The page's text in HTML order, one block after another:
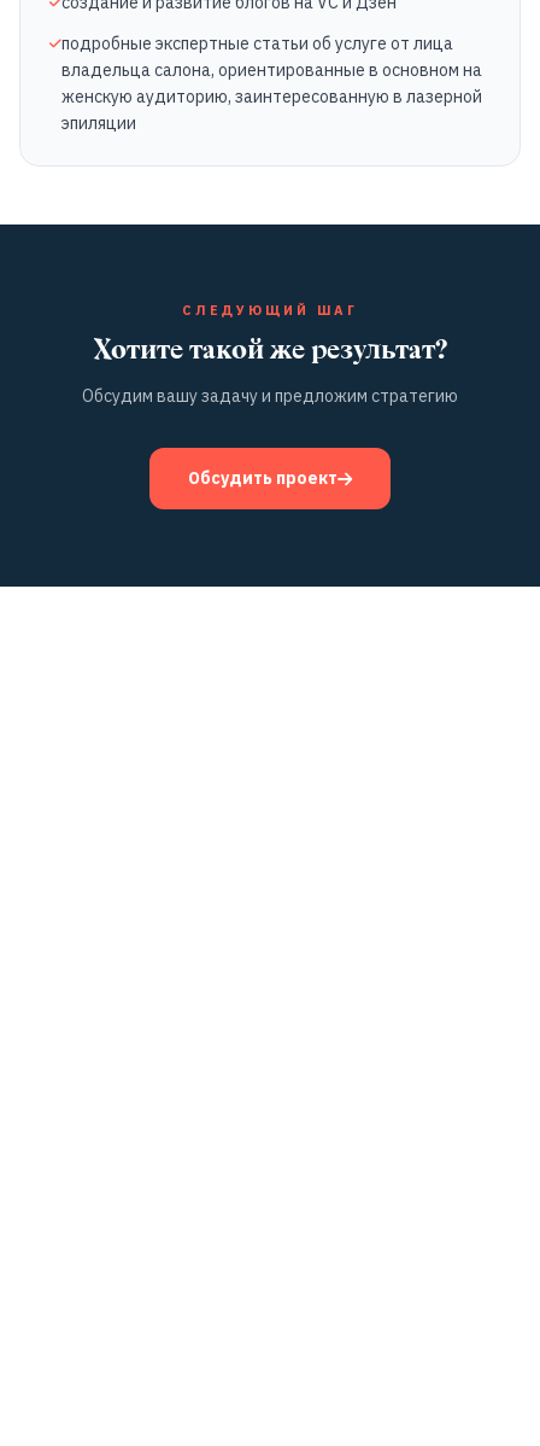
подробные экспертные статьи об услуге от лица
владельца салона, ориентированные в основном на
женскую аудиторию, заинтересованную в лазерной
эпиляции
СЛЕДУЮЩИЙ ШАГ
Хотите такой же результат?
Обсудим вашу задачу и предложим стратегию
Обсудить проект